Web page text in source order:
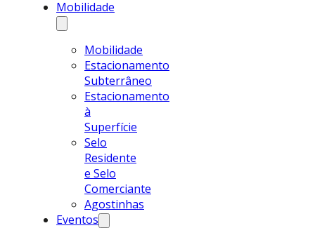
Mobilidade
Mobilidade
Estacionamento
Subterrâneo
Estacionamento
à
Superfície
Selo
Residente
e Selo
Comerciante
Agostinhas
Eventos